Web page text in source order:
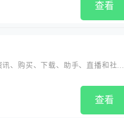
查看
、购买、下载、助手、直播和社区
更贴心的本地化需求，同时连接
查看